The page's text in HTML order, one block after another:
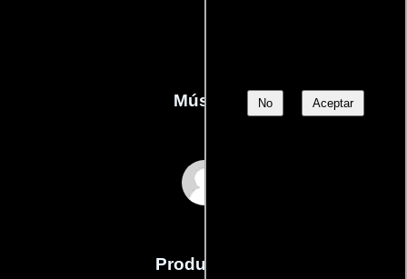
No Aceptar
Música
Producción